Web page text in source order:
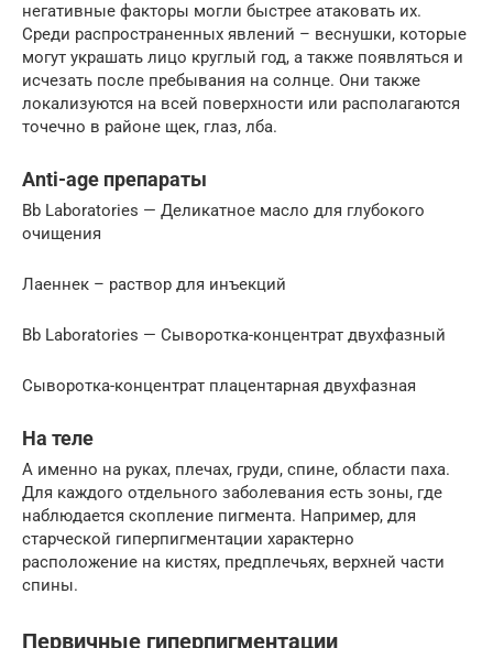
негативные факторы могли быстрее атаковать их.
Среди распространенных явлений – веснушки, которые
могут украшать лицо круглый год, а также появляться и
исчезать после пребывания на солнце. Они также
локализуются на всей поверхности или располагаются
точечно в районе щек, глаз, лба.
Anti-age препараты
Bb Laboratories — Деликатное масло для глубокого
очищения
Лаеннек – раствор для инъекций
Bb Laboratories — Сыворотка-концентрат двухфазный
Cыворотка-концентрат плацентарная двухфазная
На теле
А именно на руках, плечах, груди, спине, области паха.
Для каждого отдельного заболевания есть зоны, где
наблюдается скопление пигмента. Например, для
старческой гиперпигментации характерно
расположение на кистях, предплечьях, верхней части
спины.
Первичные гиперпигментации